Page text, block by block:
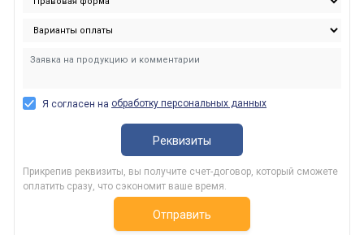
Я согласен на обработку персональных данных
Реквизиты
Прикрепив реквизиты, вы получите счет-договор, который сможете
оплатить сразу, что сэкономит ваше время.
Отправить